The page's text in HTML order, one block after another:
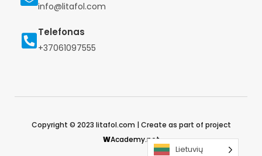
info@litafol.com
Telefonas
+37061097555
Copyright © 2023 litafol.com | Create as part of project
WAcademy.net
Lietuvių